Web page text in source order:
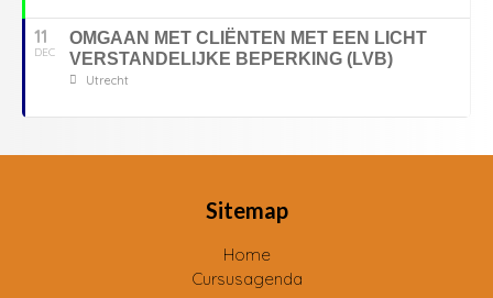
11
DEC
OMGAAN MET CLIËNTEN MET EEN LICHT
VERSTANDELIJKE BEPERKING (LVB)
Utrecht
Sitemap
Home
Cursusagenda